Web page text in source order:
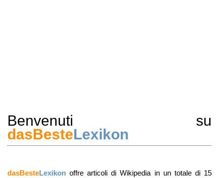
Benvenuti su
dasBesteLexikon
dasBesteLexikon offre articoli di Wikipedia in un totale di 15